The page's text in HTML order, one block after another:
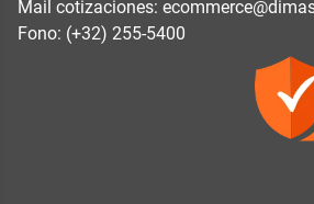
Mail cotizaciones:
Fono: (+32) 255-5400